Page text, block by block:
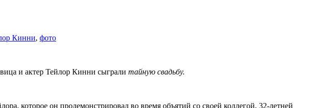
Кинни, фото
и актер Тейлор Кинни сыграли тайную свадьбу.
которое он продемонстрировал во время объятий со своей коллегой, 32-летней